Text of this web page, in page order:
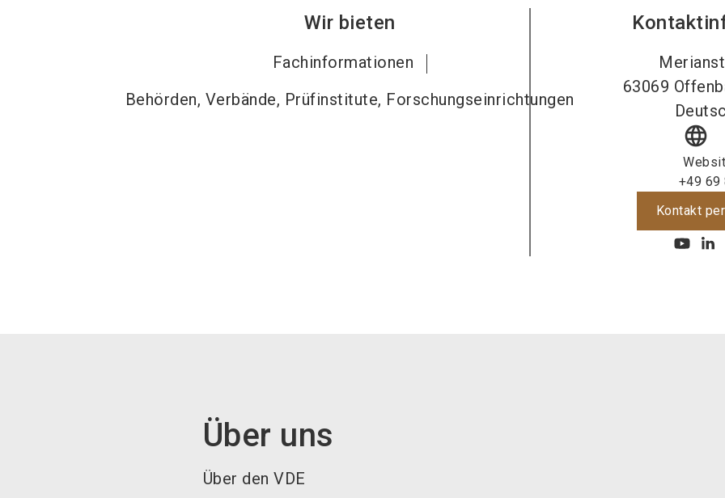
Wir bieten
Fachinformationen
Behörden, Verbände, Prüfinstitute, Forschungseinrichtungen
63069
language
+49 69
Kontakt
Über uns
Über den VDE